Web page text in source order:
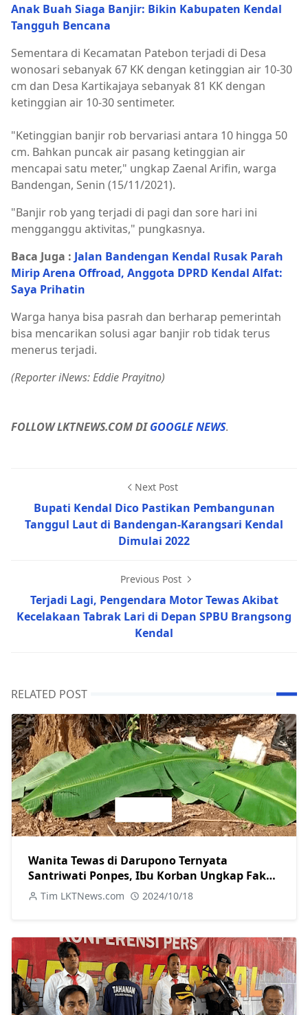
Anak Buah Siaga Banjir: Bikin Kabupaten Kendal
Tangguh Bencana
Sementara di Kecamatan Patebon terjadi di Desa
wonosari sebanyak 67 KK dengan ketinggian air 10-30
cm dan Desa Kartikajaya sebanyak 81 KK dengan
ketinggian air 10-30 sentimeter.
"Ketinggian banjir rob bervariasi antara 10 hingga 50
cm. Bahkan puncak air pasang ketinggian air
mencapai satu meter," ungkap Zaenal Arifin, warga
Bandengan, Senin (15/11/2021).
"Banjir rob yang terjadi di pagi dan sore hari ini
mengganggu aktivitas," pungkasnya.
Baca Juga : Jalan Bandengan Kendal Rusak Parah
Mirip Arena Offroad, Anggota DPRD Kendal Alfat:
Saya Prihatin
Warga hanya bisa pasrah dan berharap pemerintah
bisa mencarikan solusi agar banjir rob tidak terus
menerus terjadi.
(Reporter iNews: Eddie Prayitno)
FOLLOW LKTNEWS.COM DIGOOGLE NEWS.
Next Post
Bupati Kendal Dico Pastikan Pembangunan
Tanggul Laut di Bandengan-Karangsari Kendal
Dimulai 2022
Previous Post
Terjadi Lagi, Pengendara Motor Tewas Akibat
Kecelakaan Tabrak Lari di Depan SPBU Brangsong
Kendal
RELATED POST
Wanita Tewas di Darupono Ternyata
Santriwati Ponpes, Ibu Korban Ungkap Fakta
Baru tentang Motif Pelaku
Tim LKTNews.com 2024/10/18